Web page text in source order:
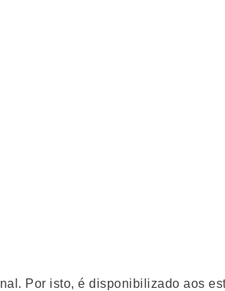
Por isto, é disponibilizado aos